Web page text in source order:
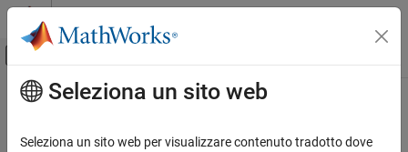
Vai al contenuto
Attiva/disattiva menu di navigazione
Pagina iniziale della documentazione
Contenuto principale
La traduzione di questa pagina non è aggiornata. Fai clic qui per
Seleziona un sito web
Seleziona un sito web per visualizzare contenuto tradotto dove